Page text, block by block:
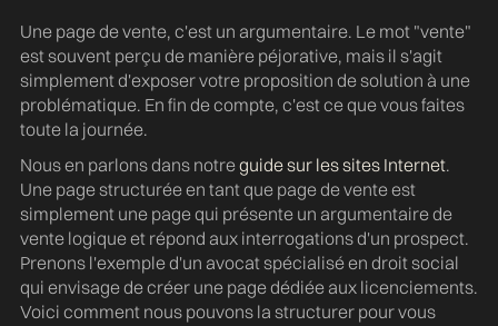
Une page de vente, c'est un argumentaire. Le mot "vente"
est souvent perçu de manière péjorative, mais il s'agit
simplement d'exposer votre proposition de solution à une
problématique. En fin de compte, c'est ce que vous faites
toute la journée.
Nous en parlons dans notreguide sur les sites Internet.
Une page structurée en tant que page de vente est
simplement une page qui présente un argumentaire de
vente logique et répond aux interrogations d'un prospect.
Prenons l'exemple d'un avocat spécialisé en droit social
qui envisage de créer une page dédiée aux licenciements.
Voici comment nous pouvons la structurer pour vous